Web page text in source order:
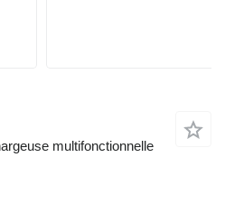
multifonctionnelle